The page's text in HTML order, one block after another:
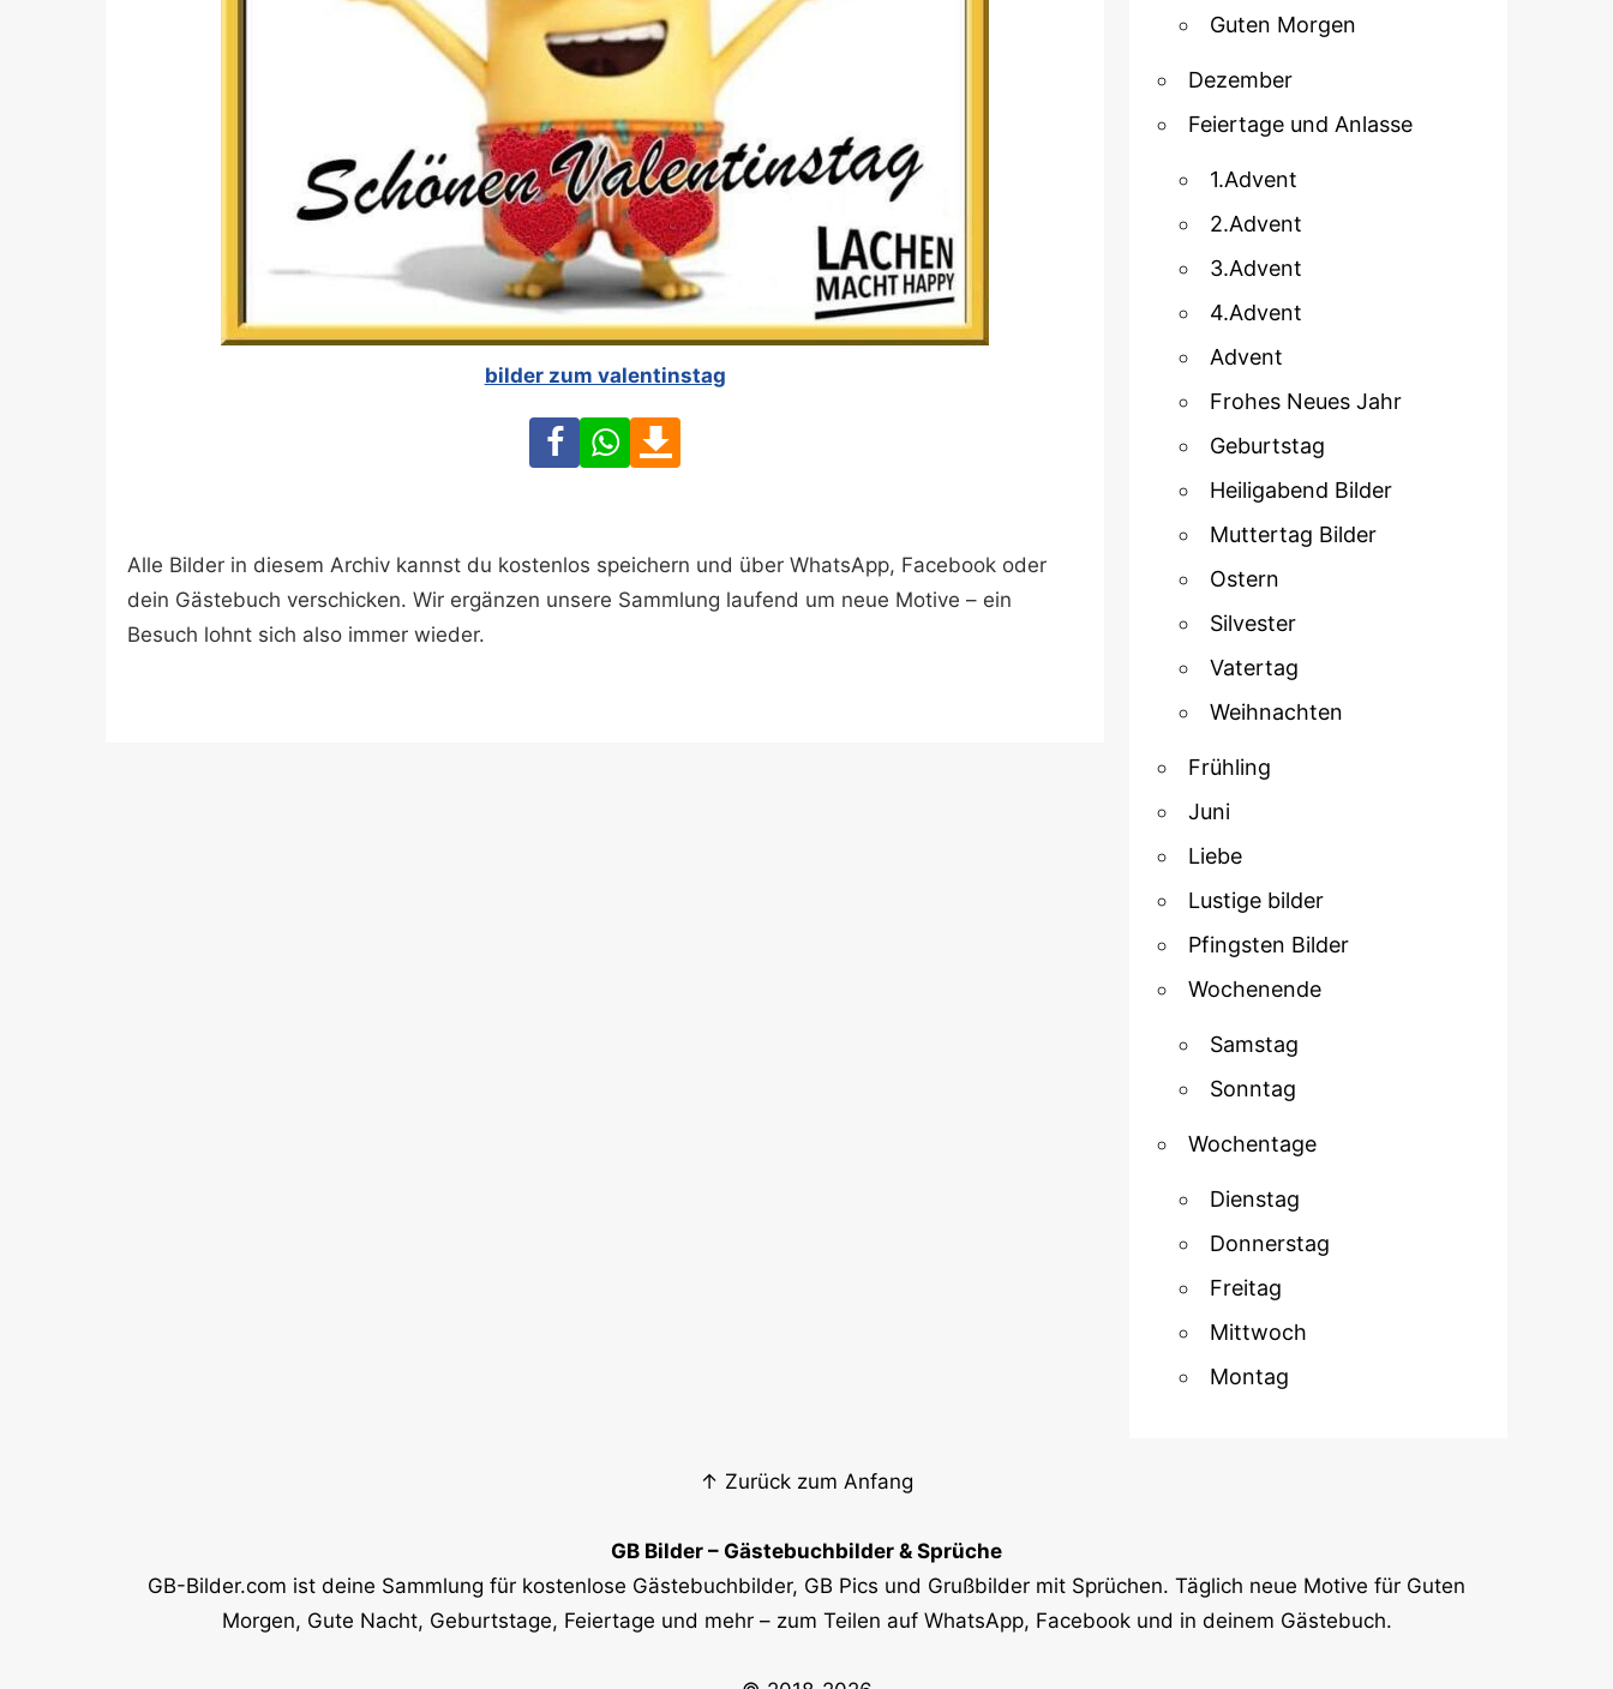
bilder zum valentinstag
FacebookWhatsApp
Alle Bilder in diesem Archiv kannst du kostenlos speichern und über WhatsApp, Facebook oder
dein Gästebuch verschicken. Wir ergänzen unsere Sammlung laufend um neue Motive – ein
Besuch lohnt sich also immer wieder.
Guten Morgen
Dezember
Feiertage und Anlasse
1.Advent
2.Advent
3.Advent
4.Advent
Advent
Frohes Neues Jahr
Geburtstag
Heiligabend Bilder
Muttertag Bilder
Ostern
Silvester
Vatertag
Weihnachten
Frühling
Juni
Liebe
Lustige bilder
Pfingsten Bilder
Wochenende
Samstag
Sonntag
Wochentage
Dienstag
Donnerstag
Freitag
Mittwoch
Montag
↑ Zurück zum Anfang
GB Bilder – Gästebuchbilder & Sprüche
GB-Bilder.com ist deine Sammlung für kostenlose Gästebuchbilder, GB Pics und Grußbilder mit Sprüchen. Täglich neue Motive für Guten
Morgen, Gute Nacht, Geburtstage, Feiertage und mehr – zum Teilen auf WhatsApp, Facebook und in deinem Gästebuch.